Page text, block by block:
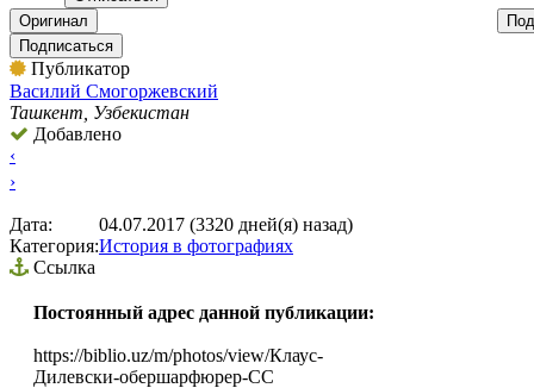
Оригинал
Подписаться
Публикатор
Вacилий Смогоржевский
Ташкент, Узбекистан
Добавлено
‹
›
Дата:
04.07.2017 (3320 дней(я) назад)
Категория:История в фотографиях
Ссылка
Постоянный адрес данной публикации:
https://biblio.uz/m/photos/view/Клаус-
Дилевски-обершарфюрер-СС